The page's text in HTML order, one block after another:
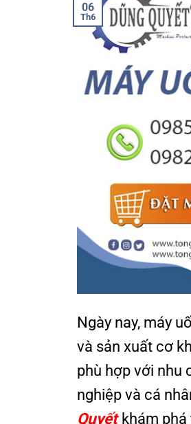
06
Th6
Ngày nay, máy
và sản xuất cơ
phù hợp với nhu
nghiệp và cá
Quyết khám